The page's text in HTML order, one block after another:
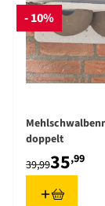
- 10%
doppelt
35,99
39,99